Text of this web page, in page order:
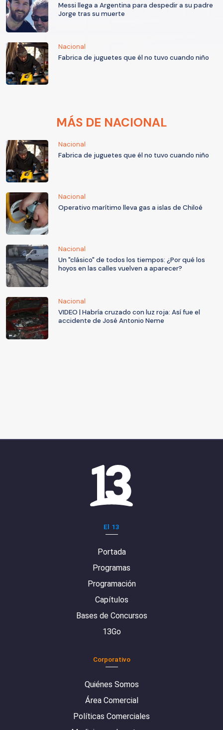
Messi llega a Argentina para despedir a su padre
Jorge tras su muerte
Nacional
Fabrica de juguetes que él no tuvo cuando niño
MÁS DE NACIONAL
Nacional
Fabrica de juguetes que él no tuvo cuando niño
Nacional
Operativo marítimo lleva gas a islas de Chiloé
Nacional
Un "clásico" de todos los tiempos: ¿Por qué los
hoyos en las calles vuelven a aparecer?
Nacional
VIDEO | Habría cruzado con luz roja: Así fue el
accidente de José Antonio Neme
El 13
Portada
Programas
Programación
Capítulos
Bases de Concursos
13Go
Corporativo
Quiénes Somos
Área Comercial
Políticas Comerciales